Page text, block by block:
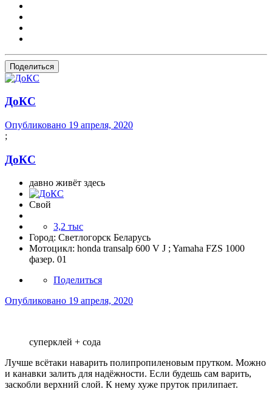
Поделиться
ДоКС
Опубликовано 19 апреля, 2020
;
ДоКС
давно живёт здесь
Свой
3,2 тыс
Город: Светлогорск Беларусь
Мотоцикл: honda transalp 600 V J ; Yamaha FZS 1000
фазер. 01
Поделиться
Опубликовано 19 апреля, 2020
суперклей + сода
Лучше всётаки наварить полипропиленовым прутком. Можно
и канавки залить для надёжности. Если будешь сам варить,
заскобли верхний слой. К нему хуже пруток прилипает.